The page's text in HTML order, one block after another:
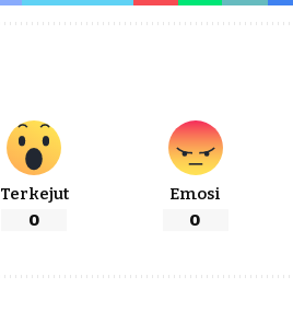
Terkejut
0
Emosi
0